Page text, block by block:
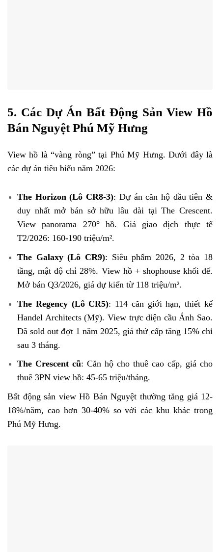
5. Các Dự Án Bất Động Sản View Hồ
Bán Nguyệt Phú Mỹ Hưng
View hồ là “vàng ròng” tại Phú Mỹ Hưng. Dưới đây là
các dự án tiêu biểu năm 2026:
The Horizon (Lô CR8-3): Dự án căn hộ đầu tiên &
duy nhất mở bán sở hữu lâu dài tại The Crescent.
View panorama 270° hồ. Giá giao dịch thực tế
T2/2026: 160-190 triệu/m².
The Galaxy (Lô CR9): Siêu phẩm 2026, 2 tòa 18
tầng, mật độ chỉ 28%. View hồ + shophouse khối đế.
Mở bán Q3/2026, giá dự kiến từ 118 triệu/m².
The Regency (Lô CR5): 114 căn giới hạn, thiết kế
Handel Architects (Mỹ). View trực diện cầu Ánh Sao.
Đã sold out đợt 1 năm 2025, giá thứ cấp tăng 15% chỉ
sau 3 tháng.
The Crescent cũ: Căn hộ cho thuê cao cấp, giá cho
thuê 3PN view hồ: 45-65 triệu/tháng.
Bất động sản view Hồ Bán Nguyệt thường tăng giá 12-
18%/năm, cao hơn 30-40% so với các khu khác trong
Phú Mỹ Hưng.